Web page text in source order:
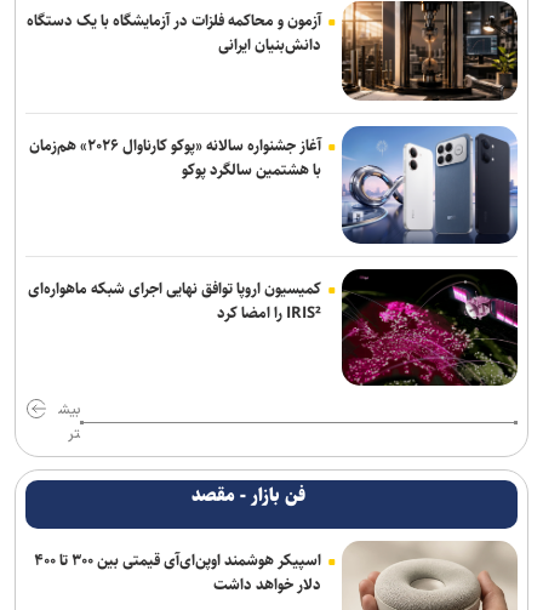
آزمون و محاکمه فلزات در آزمایشگاه با یک دستگاه
دانش‌بنیان ایرانی
آغاز جشنواره سالانه «پوکو کارناوال ۲۰۲۶» هم‌زمان
با هشتمین سالگرد پوکو
کمیسیون اروپا توافق نهایی اجرای شبکه ماهواره‌ای
IRIS² را امضا کرد
بیش
تر
فن بازار - مقصد
اسپیکر هوشمند اوپن‌ای‌آی قیمتی بین ۳۰۰ تا ۴۰۰
دلار خواهد داشت